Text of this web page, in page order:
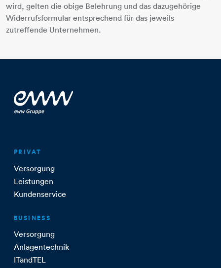
wird, gelten die obige Belehrung und das dazugehörige
Widerrufsformular entsprechend für das jeweils
zutreffende Unternehmen.
PRIVAT
Versorgung
Leistungen
Kundenservice
BUSINESS
Versorgung
Anlagentechnik
ITandTEL